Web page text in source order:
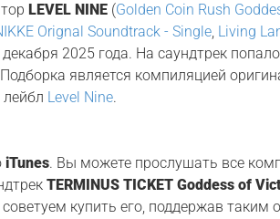
LEVEL NINE (Golden Coin Rush
Orignal Soundtrack - Single, Living
декабря 2025 года. На саундтрек
является компиляцией
Level Nine.
iTunes. Вы можете прослушать все
TERMINUS TICKET Goddess of
купить его, поддержав таким